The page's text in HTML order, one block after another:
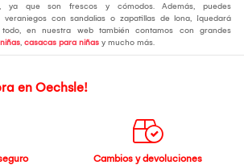
ya que son frescos y cómodos. Además, puedes
veraniegos con sandalias o zapatillas de lona, ¡quedará
en nuestra web también contamos con grandes
, casacas para niñas y mucho más.
en Oechsle!
Cambios y devoluciones